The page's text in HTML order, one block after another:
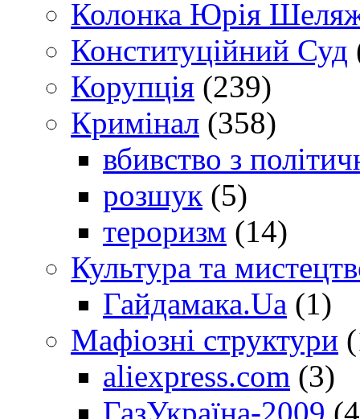
Колонка Юрія
Конституційний Суд
Корупція (239)
Кримінал (358)
вбивство з
розшук (5)
тероризм (14)
Культура та
Гайдамака.Ua (1)
Мафіозні структури
aliexpress.com (3)
ГазУкраїна-2009